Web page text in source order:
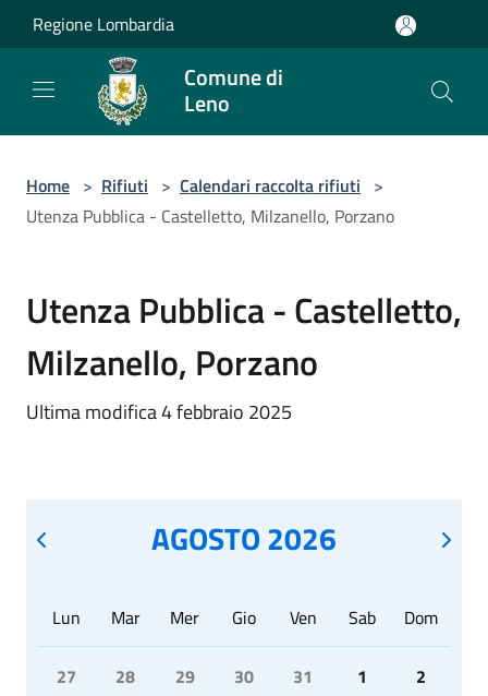
Salta al contenuto principale
Regione Lombardia
Comune di
Leno
Home > Rifiuti > Calendari raccolta rifiuti >
Utenza Pubblica - Castelletto, Milzanello, Porzano
Utenza Pubblica - Castelletto,
Milzanello, Porzano
Ultima modifica 4 febbraio 2025
AGOSTO 2026
Lun Mar Mer Gio Ven Sab Dom
27 28 29 30 31 1 2